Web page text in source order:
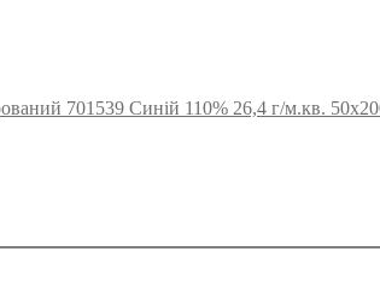
701539 Синій 110% 26,4 г/м.кв.